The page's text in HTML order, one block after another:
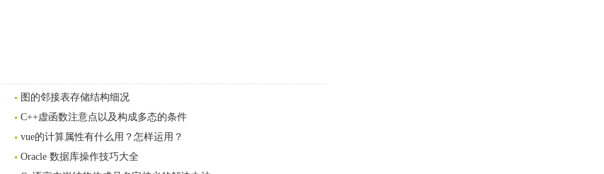
图的邻接表存储结构细况
C++虚函数注意点以及构成多态的条件
vue的计算属性有什么用？怎样运用？
Oracle 数据库操作技巧大全